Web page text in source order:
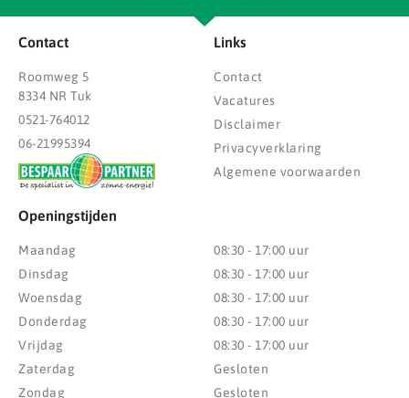
Contact
Roomweg 5
8334 NR Tuk
0521-764012
06-21995394
Links
Contact
Vacatures
Disclaimer
Privacyverklaring
Algemene voorwaarden
Openingstijden
Maandag
Dinsdag
Woensdag
Donderdag
Vrijdag
Zaterdag
Zondag
08:30 - 17:00 uur
08:30 - 17:00 uur
08:30 - 17:00 uur
08:30 - 17:00 uur
08:30 - 17:00 uur
Gesloten
Gesloten